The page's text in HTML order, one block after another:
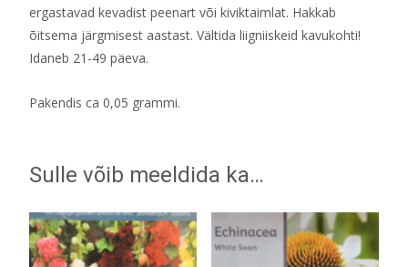
ergastavad kevadist peenart või kiviktaimlat. Hakkab
õitsema järgmisest aastast. Vältida liigniiskeid kavukohti!
Idaneb 21-49 päeva.
Pakendis ca 0,05 grammi.
Sulle võib meeldida ka…